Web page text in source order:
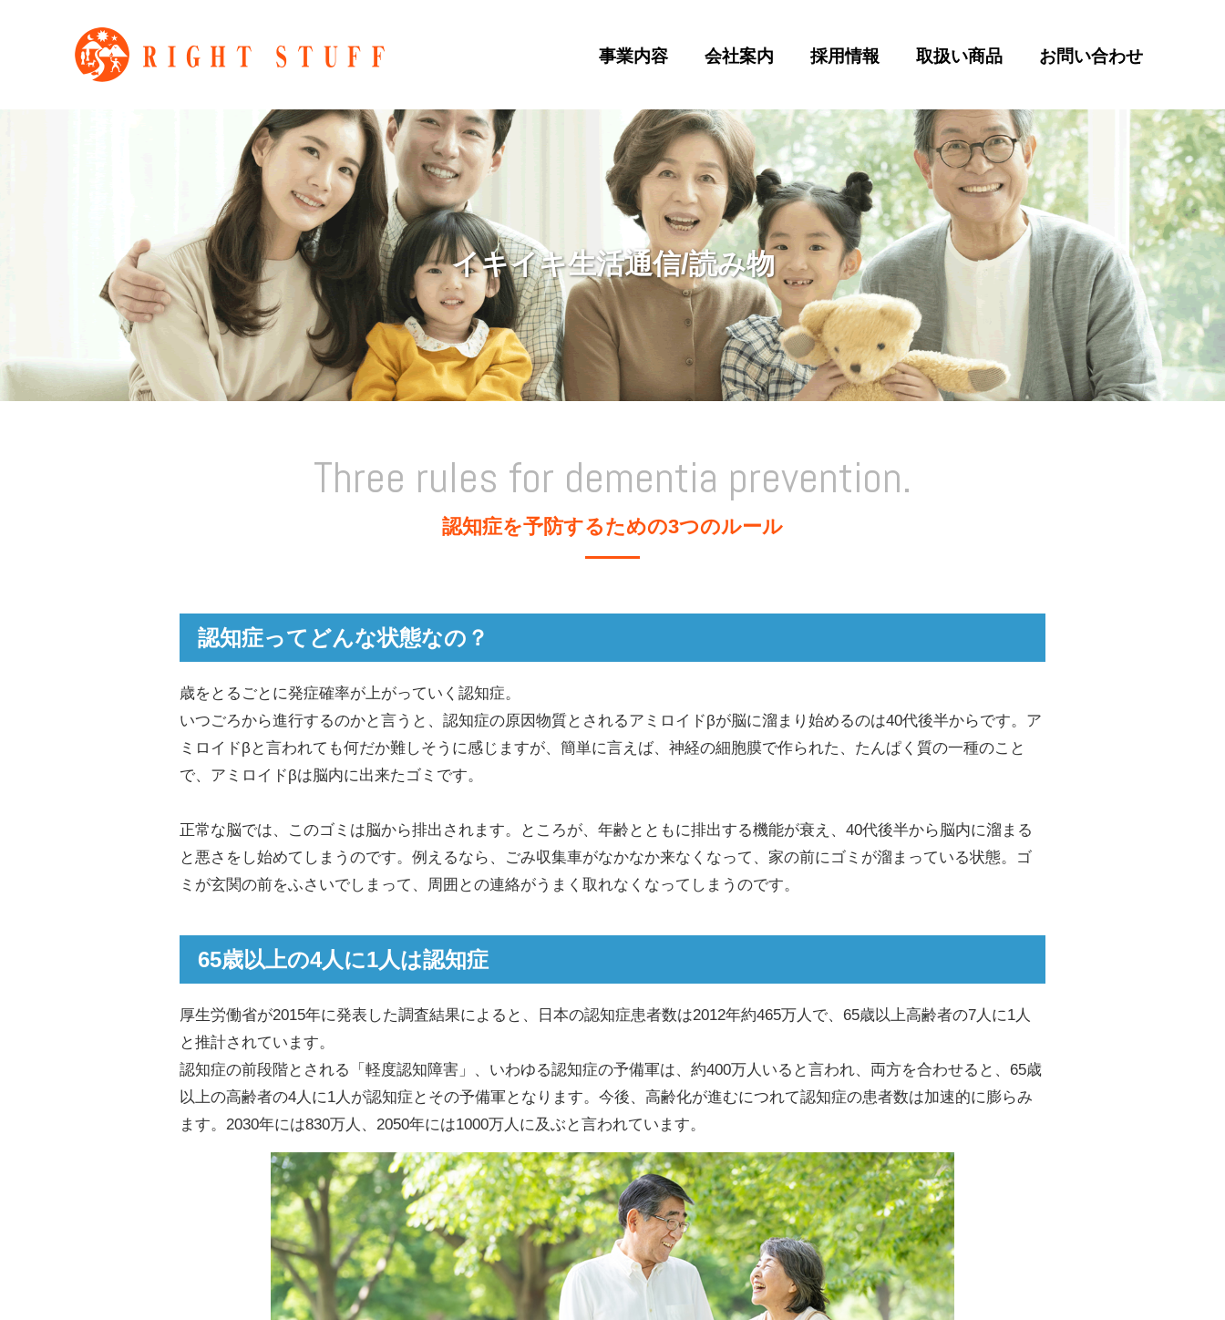
事業内容 会社案内 採用情報 取扱い商品 お問い合わせ
イキイキ生活通信/読み物
Three rules for dementia prevention.
認知症を予防するための3つのルール
認知症ってどんな状態なの？
歳をとるごとに発症確率が上がっていく認知症。
いつごろから進行するのかと言うと、認知症の原因物質とされるアミロイドβが脳に溜まり始めるのは40代後半からです。ア
ミロイドβと言われても何だか難しそうに感じますが、簡単に言えば、神経の細胞膜で作られた、たんぱく質の一種のこと
で、アミロイドβは脳内に出来たゴミです。
正常な脳では、このゴミは脳から排出されます。ところが、年齢とともに排出する機能が衰え、40代後半から脳内に溜まる
と悪さをし始めてしまうのです。例えるなら、ごみ収集車がなかなか来なくなって、家の前にゴミが溜まっている状態。ゴ
ミが玄関の前をふさいでしまって、周囲との連絡がうまく取れなくなってしまうのです。
65歳以上の4人に1人は認知症
厚生労働省が2015年に発表した調査結果によると、日本の認知症患者数は2012年約465万人で、65歳以上高齢者の7人に1人
と推計されています。
認知症の前段階とされる「軽度認知障害」、いわゆる認知症の予備軍は、約400万人いると言われ、両方を合わせると、65歳
以上の高齢者の4人に1人が認知症とその予備軍となります。今後、高齢化が進むにつれて認知症の患者数は加速的に膨らみ
ます。2030年には830万人、2050年には1000万人に及ぶと言われています。